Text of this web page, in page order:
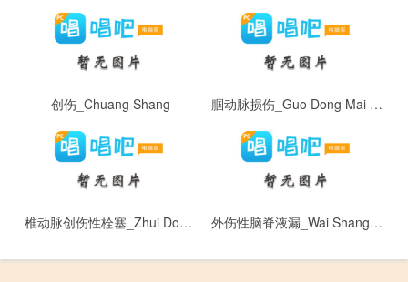
创伤_Chuang Shang 腘动脉损伤_Guo Dong Mai Sun Shang
椎动脉创伤性栓塞_Zhui Dong Mai Chuang Shang Xing Shuan Sai 外伤性脑脊液漏_Wai Shang Xing Nao Ji Ye Lou